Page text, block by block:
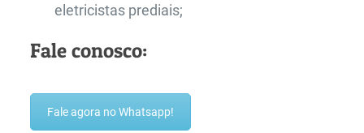
eletricistas prediais;
Fale conosco:
Fale agora no Whatsapp!